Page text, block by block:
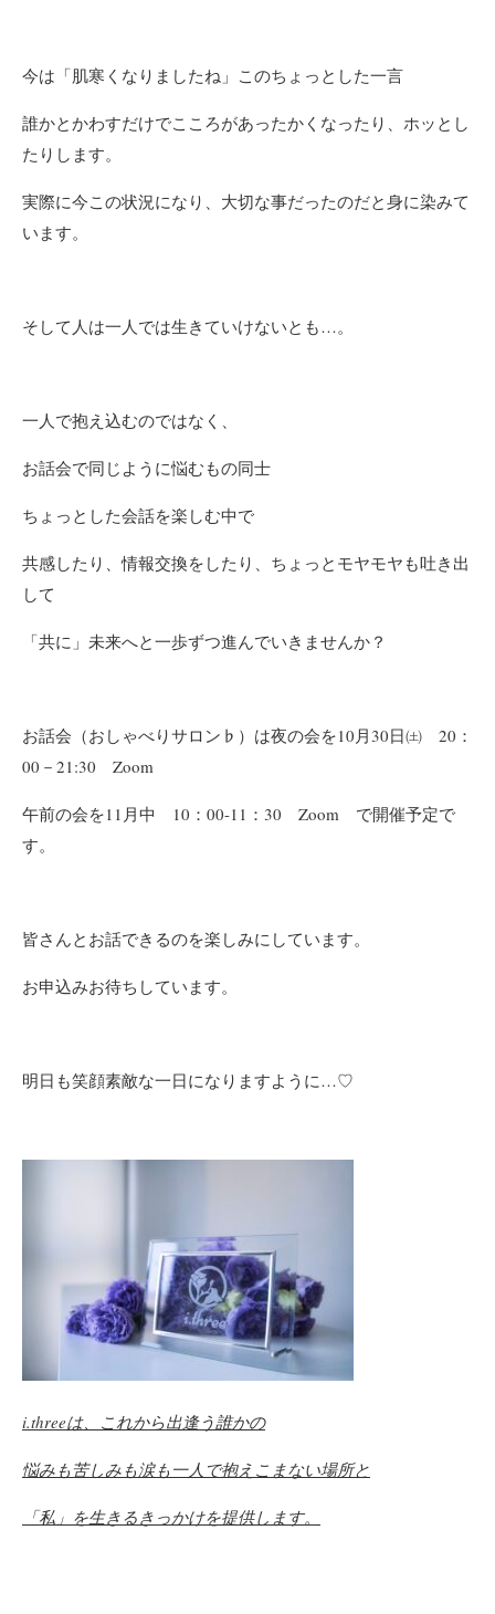
今は「肌寒くなりましたね」このちょっとした一言
誰かとかわすだけでこころがあったかくなったり、ホッとし
たりします。
実際に今この状況になり、大切な事だったのだと身に染みて
います。
そして人は一人では生きていけないとも…。
一人で抱え込むのではなく、
お話会で同じように悩むもの同士
ちょっとした会話を楽しむ中で
共感したり、情報交換をしたり、ちょっとモヤモヤも吐き出
して
「共に」未来へと一歩ずつ進んでいきませんか？
お話会（おしゃべりサロン♭）は夜の会を10月30日㈯ 20：
00－21:30 Zoom
午前の会を11月中 10：00-11：30 Zoom で開催予定で
す。
皆さんとお話できるのを楽しみにしています。
お申込みお待ちしています。
明日も笑顔素敵な一日になりますように…♡
i.threeは、これから出逢う誰かの
悩みも苦しみも涙も一人で抱えこまない場所と
「私」を生きるきっかけを提供します。